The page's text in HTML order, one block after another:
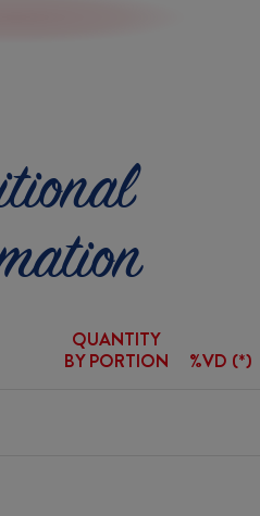
QUANTITY
BY PORTION
%VD (*)